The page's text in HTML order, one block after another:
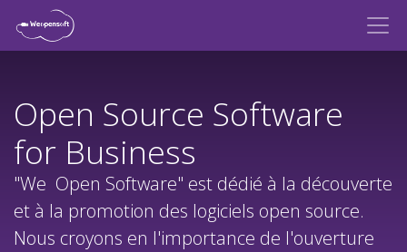
Open Source Software
for Business
"We Open Software" est dédié à la découverte
et à la promotion des logiciels open source.
Nous croyons en l'importance de l'ouverture